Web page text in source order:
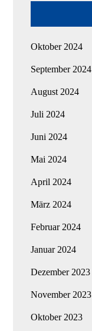
Oktober 2024
September 2024
August 2024
Juli 2024
Juni 2024
Mai 2024
April 2024
März 2024
Februar 2024
Januar 2024
Dezember 2023
November 2023
Oktober 2023